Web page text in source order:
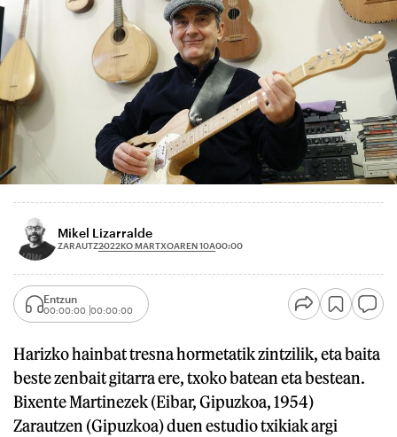
Mikel Lizarralde
ZARAUTZ2022KO MARTXOAREN 10A00:00
Entzun
00:00:00 00:00:00
Harizko hainbat tresna hormetatik zintzilik, eta baita
beste zenbait gitarra ere, txoko batean eta bestean.
Bixente Martinezek (Eibar, Gipuzkoa, 1954)
Zarautzen (Gipuzkoa) duen estudio txikiak argi